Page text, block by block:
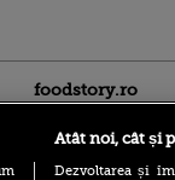
foodstory.ro
Atât noi, cât și
Dezvoltarea și